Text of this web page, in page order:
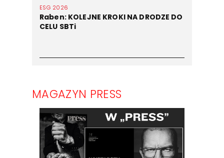
ESG 2026
Raben: KOLEJNE KROKI NA DRODZE DO
CELU SBTi
MAGAZYN PRESS